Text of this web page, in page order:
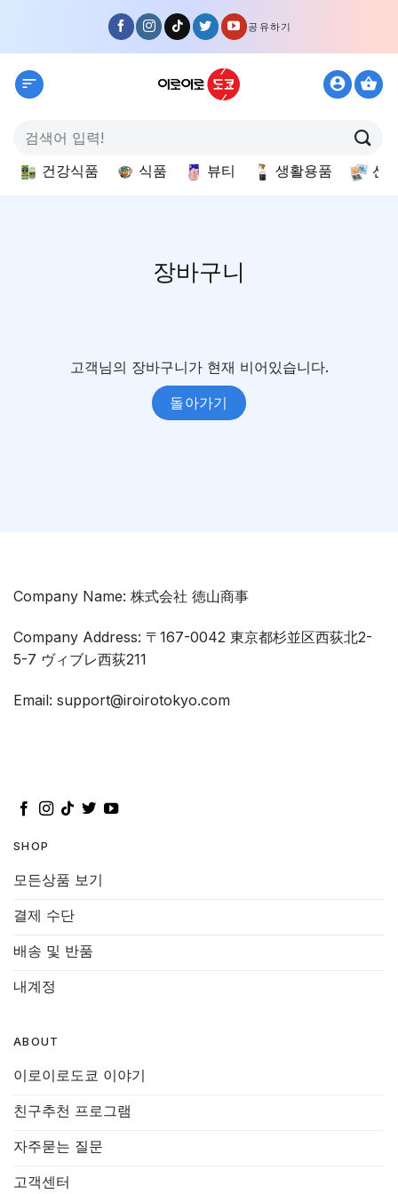
content
공유하기
색:
건강식품 식품 뷰티 생활용품 선
장바구니
고객님의 장바구니가 현재 비어있습니다.
돌아가기
Company Name: 株式会社 徳山商事
Company Address: 〒167-0042 東京都杉並区西荻北2-
5-7 ヴィブレ西荻211
Email: support@iroirotokyo.com
SHOP
모든상품 보기
결제 수단
배송 및 반품
내계정
ABOUT
이로이로도쿄 이야기
친구추천 프로그램
자주묻는 질문
고객센터